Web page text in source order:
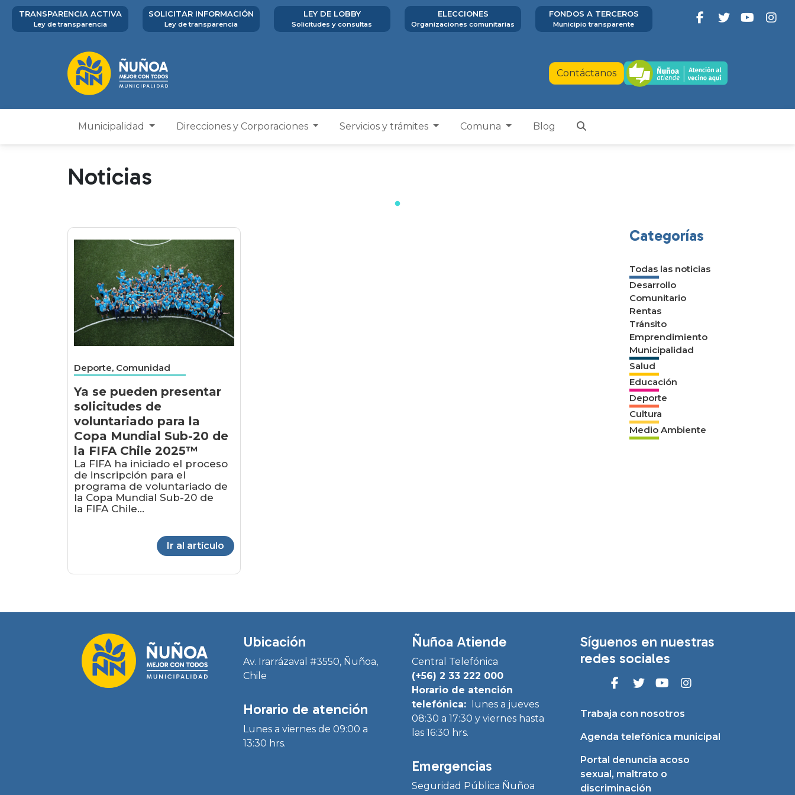
TRANSPARENCIA ACTIVA
Ley de transparencia
SOLICITAR INFORMACIÓN
Ley de transparencia
LEY DE LOBBY
Solicitudes y consultas
ELECCIONES
Organizaciones comunitarias
FONDOS A TERCEROS
Municipio transparente
Contáctanos
Municipalidad Direcciones y Corporaciones Servicios y trámites Comuna Blog
Noticias
Deporte, Comunidad
Ya se pueden presentar
solicitudes de
voluntariado para la
Copa Mundial Sub-20 de
la FIFA Chile 2025™
La FIFA ha iniciado el proceso
de inscripción para el
programa de voluntariado de
la Copa Mundial Sub-20 de
la FIFA Chile...
Ir al artículo
Categorías
Todas las noticias
Desarrollo
Comunitario
Rentas
Tránsito
Emprendimiento
Municipalidad
Salud
Educación
Deporte
Cultura
Medio Ambiente
Ubicación
Av. Irarrázaval #3550, Ñuñoa,
Chile
Horario de atención
Lunes a viernes de 09:00 a
13:30 hrs.
Ñuñoa Atiende
Central Telefónica
(+56) 2 33 222 000
Horario de atención
telefónica:
lunes a jueves
08:30 a 17:30 y viernes hasta
las 16:30 hrs.
Emergencias
Seguridad Pública Ñuñoa
Síguenos en nuestras
redes sociales
Trabaja con nosotros
Agenda telefónica municipal
Portal denuncia acoso
sexual, maltrato o
discriminación